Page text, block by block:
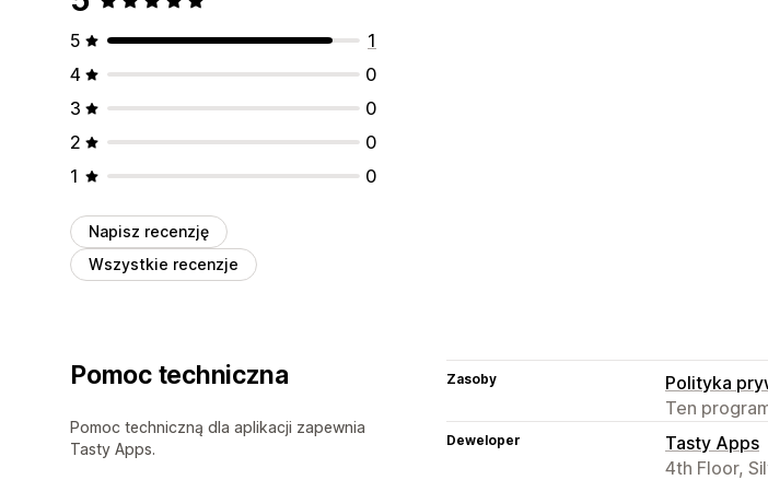
5
1
4
0
3
0
2
0
1
0
Napisz recenzję
Wszystkie recenzje
Pomoc techniczna
Pomoc techniczną dla aplikacji zapewnia
Tasty Apps.
Zasoby
Polityka
Ten
Deweloper
Tasty Apps
4th Floor,